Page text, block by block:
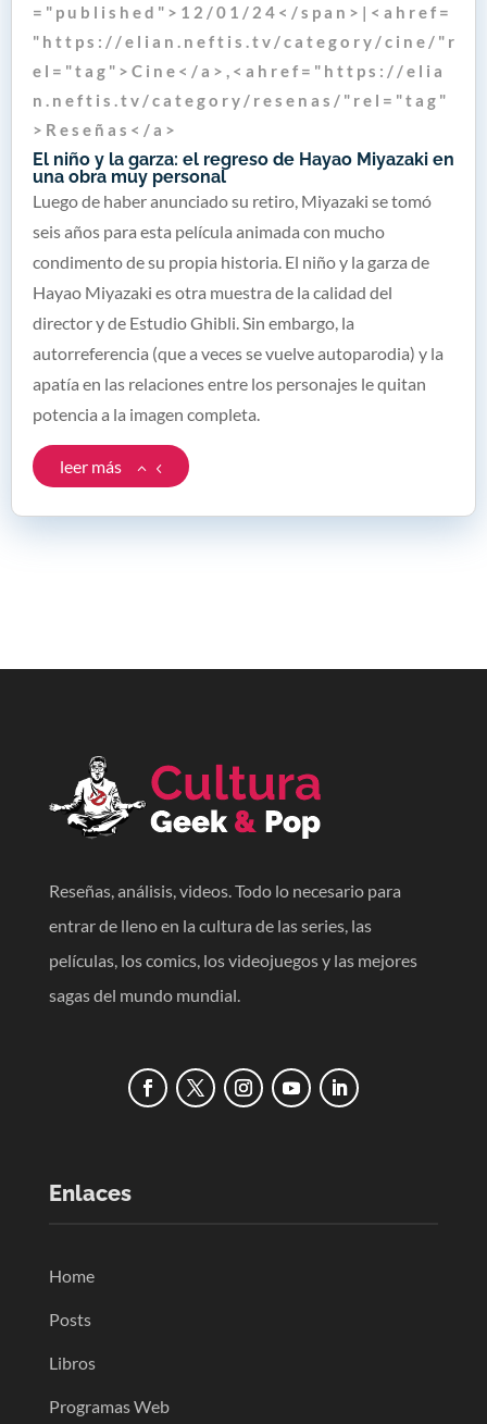
El niño y la garza: el regreso de Hayao Miyazaki en
una obra muy personal
= " p u b l i s h e d " > 1 2 / 0 1 / 2 4 < / s p a n > | < a h r e f =
" h t t p s : / / e l i a n . n e f t i s . t v / c a t e g o r y / c i n e / " r
e l = " t a g " > C i n e < / a > , < a h r e f = " h t t p s : / / e l i a
n . n e f t i s . t v / c a t e g o r y / r e s e n a s / " r e l = " t a g "
> R e s e ñ a s < / a >
Luego de haber anunciado su retiro, Miyazaki se tomó
seis años para esta película animada con mucho
condimento de su propia historia. El niño y la garza de
Hayao Miyazaki es otra muestra de la calidad del
director y de Estudio Ghibli. Sin embargo, la
autorreferencia (que a veces se vuelve autoparodia) y la
apatía en las relaciones entre los personajes le quitan
potencia a la imagen completa.
leer más
Reseñas, análisis, videos. Todo lo necesario para
entrar de lleno en la cultura de las series, las
películas, los comics, los videojuegos y las mejores
sagas del mundo mundial.
Enlaces
Home
Posts
Libros
Programas Web